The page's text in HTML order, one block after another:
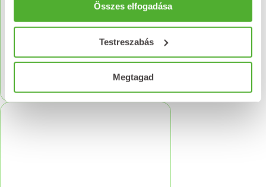
Összes elfogadása
Testreszabás
Megtagad
DERMOINFANTE krém Pro
1 995Ft